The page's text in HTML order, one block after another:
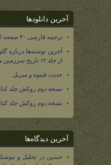
آخرین دانلودها
ترجمه فارسی ۴۰ صفحه از کتاب «سقوط نومه‌نور»
آخرین نوشته‌ها درباره
از جلد ۱۲ تاریخ سرزمین میانه
حدیث فینوه و میریل
نسخه دوم روکش جلد
نسخه دوم روکش جلد
آخرین دیدگاه‌ها
حسین در تحلیل و